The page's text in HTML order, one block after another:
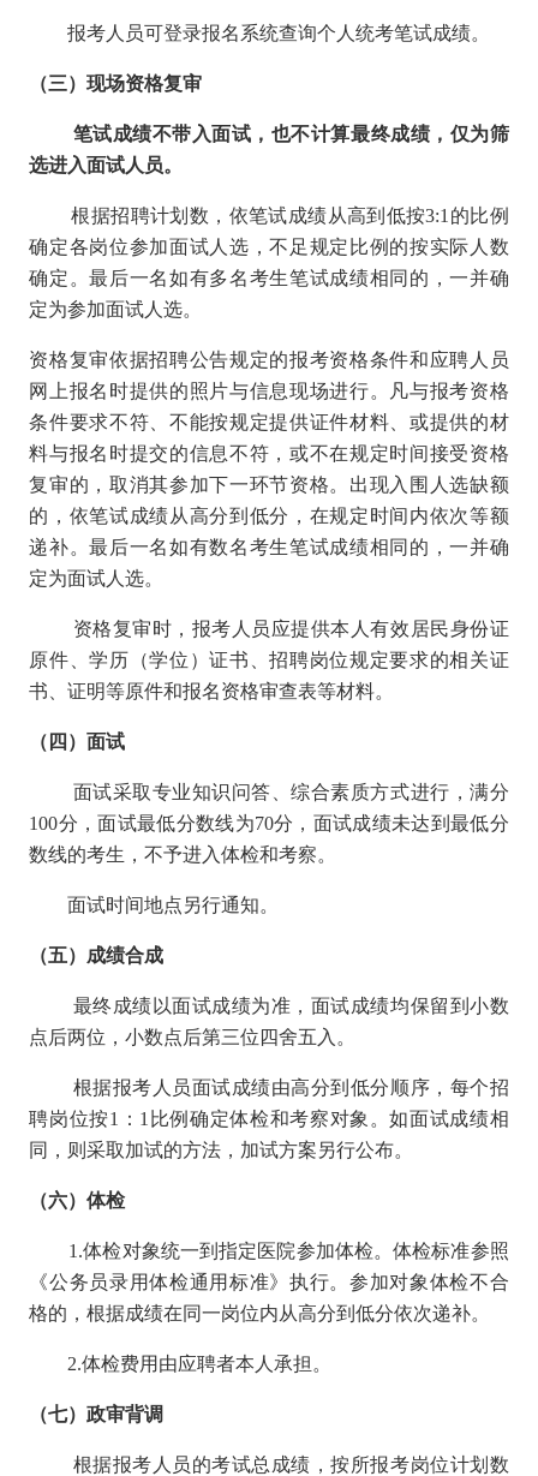
报考人员可登录报名系统查询个人统考笔试成绩。
（三）现场资格复审
笔试成绩不带入面试，也不计算最终成绩，仅为筛
选进入面试人员。
根据招聘计划数，依笔试成绩从高到低按3:1的比例
确定各岗位参加面试人选，不足规定比例的按实际人数
确定。最后一名如有多名考生笔试成绩相同的，一并确
定为参加面试人选。
资格复审依据招聘公告规定的报考资格条件和应聘人员
网上报名时提供的照片与信息现场进行。凡与报考资格
条件要求不符、不能按规定提供证件材料、或提供的材
料与报名时提交的信息不符，或不在规定时间接受资格
复审的，取消其参加下一环节资格。出现入围人选缺额
的，依笔试成绩从高分到低分，在规定时间内依次等额
递补。最后一名如有数名考生笔试成绩相同的，一并确
定为面试人选。
资格复审时，报考人员应提供本人有效居民身份证
原件、学历（学位）证书、招聘岗位规定要求的相关证
书、证明等原件和报名资格审查表等材料。
（四）面试
面试采取专业知识问答、综合素质方式进行，满分
100分，面试最低分数线为70分，面试成绩未达到最低分
数线的考生，不予进入体检和考察。
面试时间地点另行通知。
（五）成绩合成
最终成绩以面试成绩为准，面试成绩均保留到小数
点后两位，小数点后第三位四舍五入。
根据报考人员面试成绩由高分到低分顺序，每个招
聘岗位按1：1比例确定体检和考察对象。如面试成绩相
同，则采取加试的方法，加试方案另行公布。
（六）体检
1.体检对象统一到指定医院参加体检。体检标准参照
《公务员录用体检通用标准》执行。参加对象体检不合
格的，根据成绩在同一岗位内从高分到低分依次递补。
2.体检费用由应聘者本人承担。
（七）政审背调
根据报考人员的考试总成绩，按所报考岗位计划数